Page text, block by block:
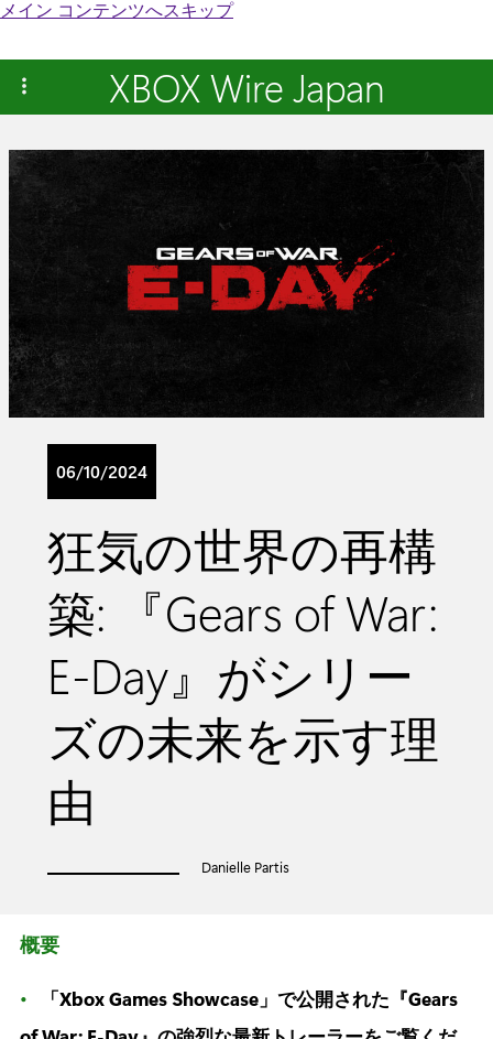
メイン コンテンツへスキップ
XBOX Wire Japan
06/10/2024
狂気の世界の再構
築: 『Gears of War:
E-Day』がシリー
ズの未来を示す理
由
Danielle Partis
概要
「Xbox Games Showcase」で公開された『Gears